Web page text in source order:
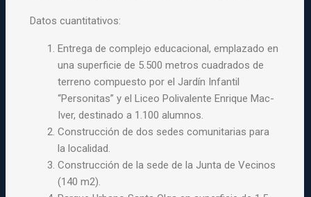
Datos cuantitativos:
Entrega de complejo educacional, emplazado en
una superficie de 5.500 metros cuadrados de
terreno compuesto por el Jardín Infantil
“Personitas” y el Liceo Polivalente Enrique Mac-
Iver, destinado a 1.100 alumnos.
Construcción de dos sedes comunitarias para
la localidad.
Construcción de la sede de la Junta de Vecinos
(140 m2).